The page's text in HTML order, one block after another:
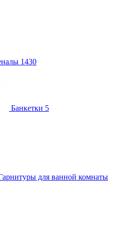
1430
Банкетки 5
для ванной комнаты